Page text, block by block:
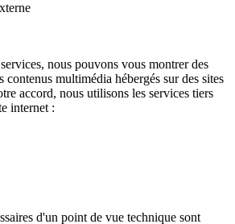
nous pouvons vous montrer des
contenus multimédia hébergés sur des sites
accord, nous utilisons les services tiers
internet :
d'un point de vue technique sont